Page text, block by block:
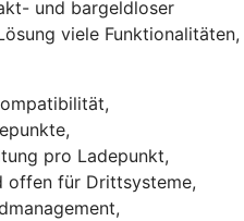
und bargeldloser
viele Funktionalitäten,
pro Ladepunkt,
offen für Drittsysteme,